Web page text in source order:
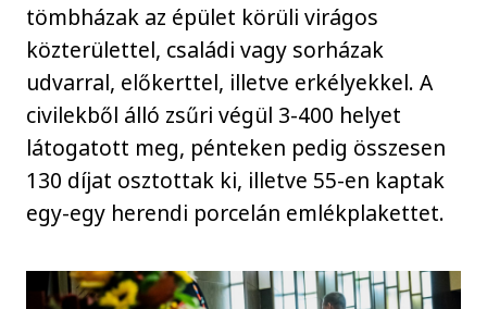
tömbházak az épület körüli virágos
közterülettel, családi vagy sorházak
udvarral, előkerttel, illetve erkélyekkel. A
civilekből álló zsűri végül 3-400 helyet
látogatott meg, pénteken pedig összesen
130 díjat osztottak ki, illetve 55-en kaptak
egy-egy herendi porcelán emlékplakettet.